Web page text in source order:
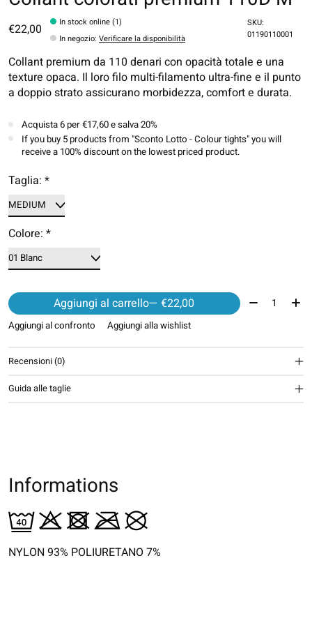
€22,00
In stock online (1)
In negozio:Verificare la disponibilità
SKU:
01190110001
Collant premium da 110 denari con opacità totale e una
texture opaca. Il loro filo multi-filamento ultra-fine e il punto
a doppio strato assicurano morbidezza, comfort e durata.
Acquista 6 per €17,60 e salva 20%
If you buy 5 products from "Sconto Lotto - Colour tights" you will
receive a 100% discount on the lowest priced product.
Taglia: *
Colore: *
Aggiungi al carrello — €22,00 Quantità:
Aggiungi al confronto Aggiungi alla wishlist
Recensioni (0)
Guida alle taglie
Informations
NYLON 93% POLIURETANO 7%